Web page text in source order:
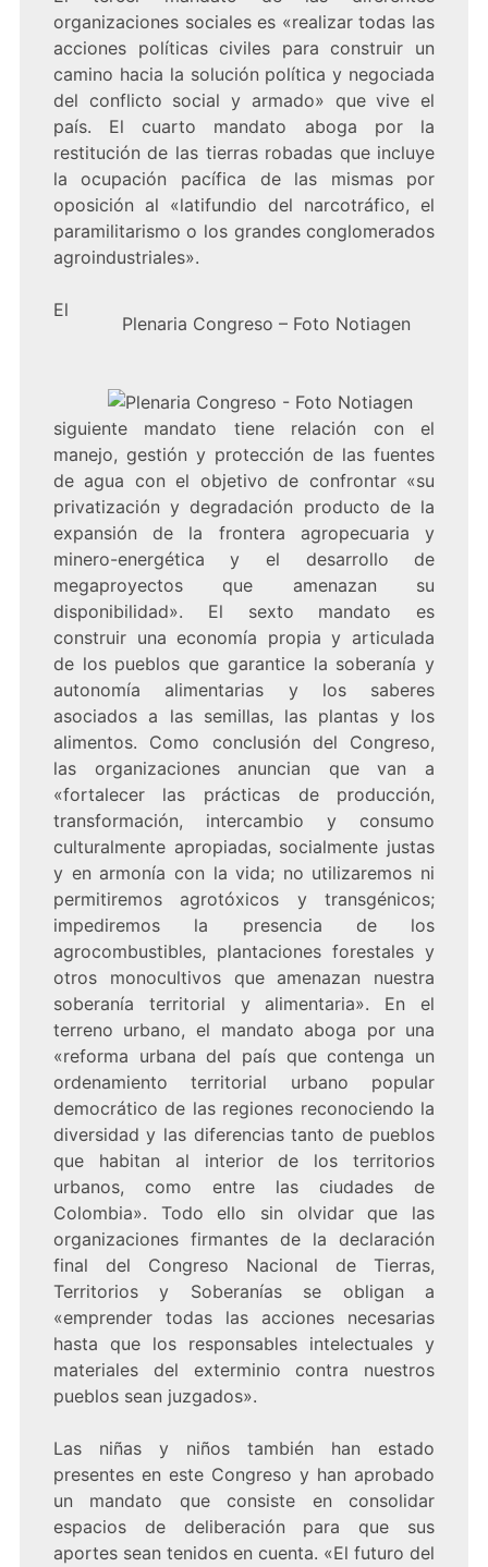
organizaciones sociales es «realizar todas las
acciones políticas civiles para construir un
camino hacia la solución política y negociada
del conflicto social y armado» que vive el
país. El cuarto mandato aboga por la
restitución de las tierras robadas que incluye
la ocupación pacífica de las mismas por
oposición al «latifundio del narcotráfico, el
paramilitarismo o los grandes conglomerados
agroindustriales».
Plenaria Congreso – Foto Notiagen
El
siguiente mandato tiene relación con el
manejo, gestión y protección de las fuentes
de agua con el objetivo de confrontar «su
privatización y degradación producto de la
expansión de la frontera agropecuaria y
minero-energética y el desarrollo de
megaproyectos que amenazan su
disponibilidad». El sexto mandato es
construir una economía propia y articulada
de los pueblos que garantice la soberanía y
autonomía alimentarias y los saberes
asociados a las semillas, las plantas y los
alimentos. Como conclusión del Congreso,
las organizaciones anuncian que van a
«fortalecer las prácticas de producción,
transformación, intercambio y consumo
culturalmente apropiadas, socialmente justas
y en armonía con la vida; no utilizaremos ni
permitiremos agrotóxicos y transgénicos;
impediremos la presencia de los
agrocombustibles, plantaciones forestales y
otros monocultivos que amenazan nuestra
soberanía territorial y alimentaria». En el
terreno urbano, el mandato aboga por una
«reforma urbana del país que contenga un
ordenamiento territorial urbano popular
democrático de las regiones reconociendo la
diversidad y las diferencias tanto de pueblos
que habitan al interior de los territorios
urbanos, como entre las ciudades de
Colombia». Todo ello sin olvidar que las
organizaciones firmantes de la declaración
final del Congreso Nacional de Tierras,
Territorios y Soberanías se obligan a
«emprender todas las acciones necesarias
hasta que los responsables intelectuales y
materiales del exterminio contra nuestros
pueblos sean juzgados».
Las niñas y niños también han estado
presentes en este Congreso y han aprobado
un mandato que consiste en consolidar
espacios de deliberación para que sus
aportes sean tenidos en cuenta. «El futuro del